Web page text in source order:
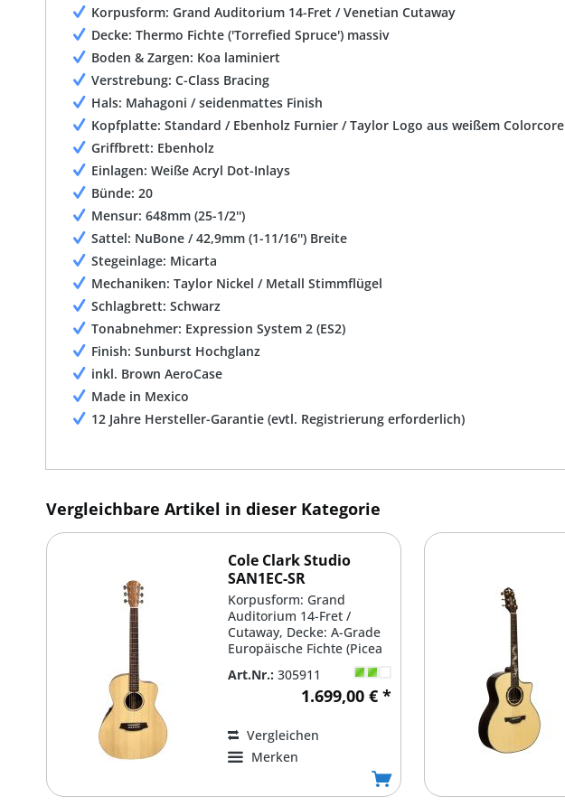
Korpusform: Grand Auditorium 14-Fret / Venetian Cutaway
Decke: Thermo Fichte ('Torrefied Spruce') massiv
Boden & Zargen: Koa laminiert
Verstrebung: C-Class Bracing
Hals: Mahagoni / seidenmattes Finish
Kopfplatte: Standard / Ebenholz Furnier / Taylor Logo aus weißem Colorcore
Griffbrett: Ebenholz
Einlagen: Weiße Acryl Dot-Inlays
Bünde: 20
Mensur: 648mm (25-1/2'')
Sattel: NuBone / 42,9mm (1-11/16'') Breite
Stegeinlage: Micarta
Mechaniken: Taylor Nickel / Metall Stimmflügel
Schlagbrett: Schwarz
Tonabnehmer: Expression System 2 (ES2)
Finish: Sunburst Hochglanz
inkl. Brown AeroCase
Made in Mexico
12 Jahre Hersteller-Garantie (evtl. Registrierung erforderlich)
Vergleichbare Artikel in dieser Kategorie
Cole Clark Studio
SAN1EC-SR
Korpusform: Grand
Auditorium 14-Fret /
Cutaway, Decke: A-Grade
Europäische Fichte (Picea
abies) massiv, Boden &...
Art.Nr.: 305911
1.699,00 € *
Vergleichen
Merken